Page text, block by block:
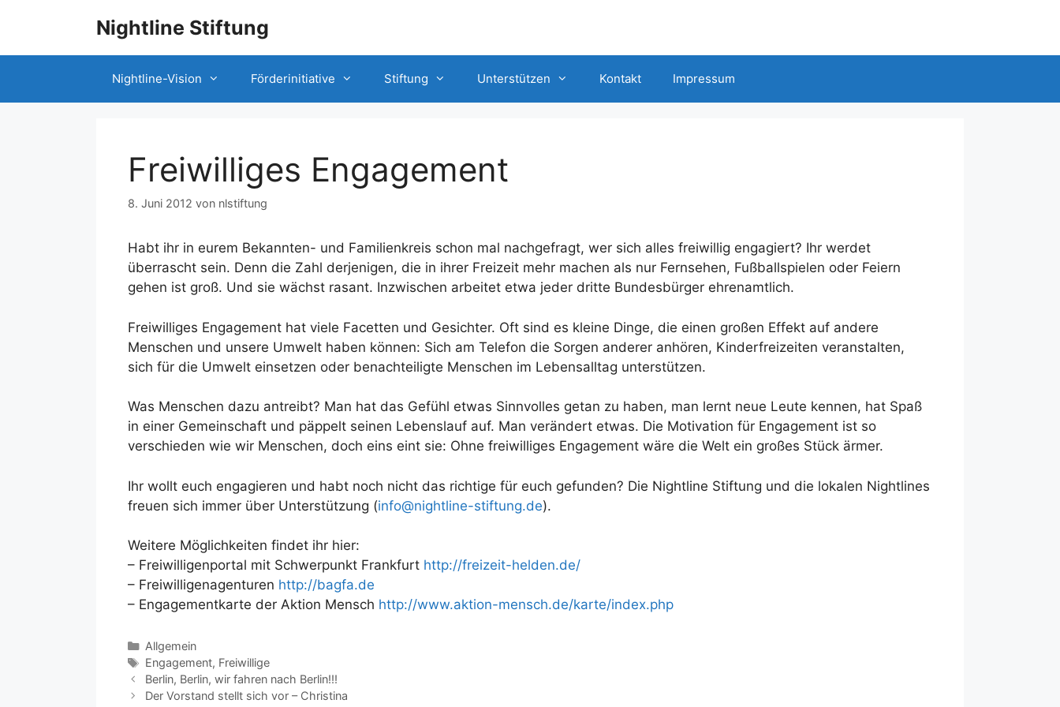
Nightline Stiftung
Nightline-Vision Förderinitiative Stiftung Unterstützen Kontakt Impressum
Freiwilliges Engagement
8. Juni 2012 von nlstiftung
Habt ihr in eurem Bekannten- und Familienkreis schon mal nachgefragt, wer sich alles freiwillig engagiert? Ihr werdet
überrascht sein. Denn die Zahl derjenigen, die in ihrer Freizeit mehr machen als nur Fernsehen, Fußballspielen oder Feiern
gehen ist groß. Und sie wächst rasant. Inzwischen arbeitet etwa jeder dritte Bundesbürger ehrenamtlich.
Freiwilliges Engagement hat viele Facetten und Gesichter. Oft sind es kleine Dinge, die einen großen Effekt auf andere
Menschen und unsere Umwelt haben können: Sich am Telefon die Sorgen anderer anhören, Kinderfreizeiten veranstalten,
sich für die Umwelt einsetzen oder benachteiligte Menschen im Lebensalltag unterstützen.
Was Menschen dazu antreibt? Man hat das Gefühl etwas Sinnvolles getan zu haben, man lernt neue Leute kennen, hat Spaß
in einer Gemeinschaft und päppelt seinen Lebenslauf auf. Man verändert etwas. Die Motivation für Engagement ist so
verschieden wie wir Menschen, doch eins eint sie: Ohne freiwilliges Engagement wäre die Welt ein großes Stück ärmer.
Ihr wollt euch engagieren und habt noch nicht das richtige für euch gefunden? Die Nightline Stiftung und die lokalen Nightlines
freuen sich immer über Unterstützung (info@nightline-stiftung.de).
Weitere Möglichkeiten findet ihr hier:
– Freiwilligenportal mit Schwerpunkt Frankfurt http://freizeit-helden.de/
– Freiwilligenagenturen http://bagfa.de
– Engagementkarte der Aktion Mensch http://www.aktion-mensch.de/karte/index.php
Allgemein
Engagement, Freiwillige
Berlin, Berlin, wir fahren nach Berlin!!!
Der Vorstand stellt sich vor – Christina